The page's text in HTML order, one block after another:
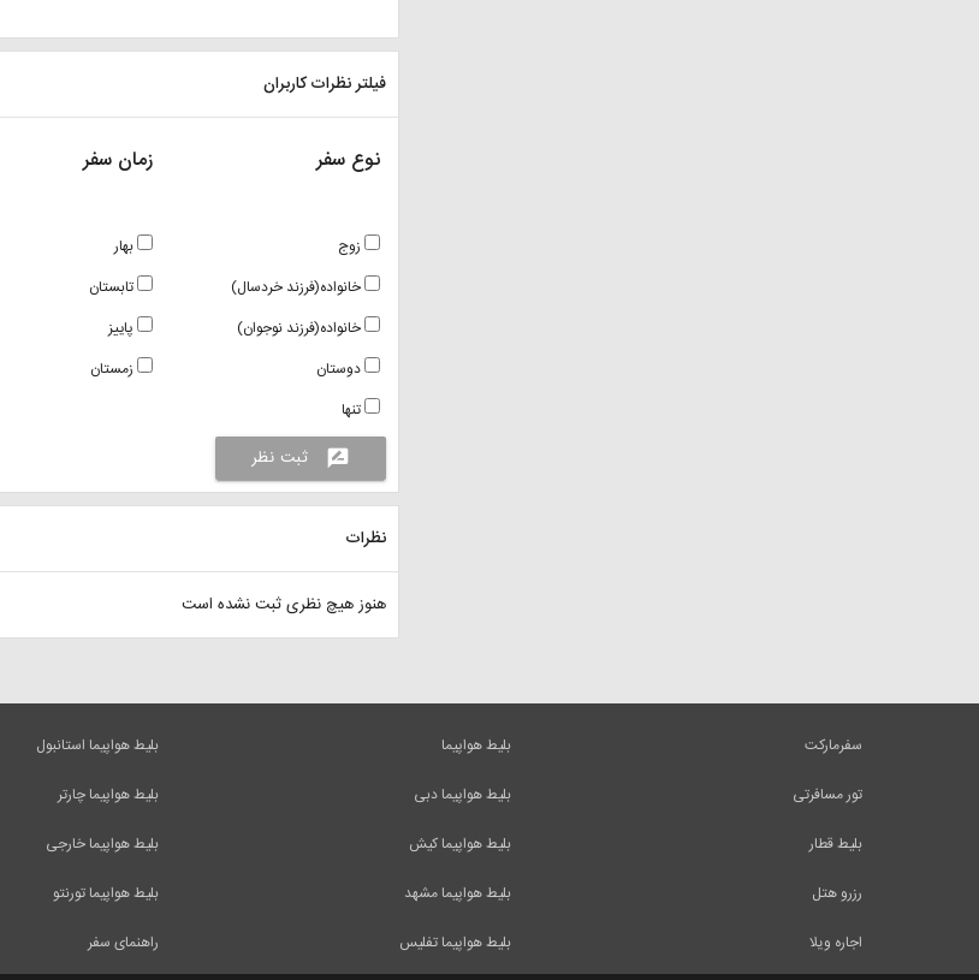
فیلتر نظرات کاربران
زمان سفر
بهار
تابستان
پاییز
زمستان
نوع سفر
زوج
خانواده(فرزند خردسال)
خانواده(فرزند نوجوان)
دوستان
تنها
rate_review
ثبت نظر
نظرات
هنوز هیچ نظری ثبت نشده است
بلیط هواپیما استانبول
بلیط هواپیما چارتر
بلیط هواپیما خارجی
بلیط هواپیما تورنتو
راهنمای سفر
بلیط هواپیما
بلیط هواپیما دبی
بلیط هواپیما کیش
بلیط هواپیما مشهد
بلیط هواپیما تفلیس
سفرمارکت
تور مسافرتی
بلیط قطار
رزرو هتل
اجاره ویلا